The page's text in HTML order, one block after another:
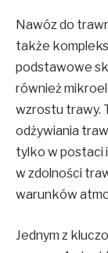
Nawóz do
także
podstawowe
również
wzrostu trawy.
odżywiania
tylko w postaci
w zdolności
warunków
Jednym z